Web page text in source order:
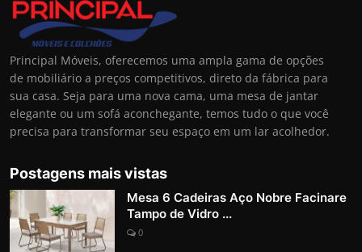
Principal Móveis, oferecemos uma ampla gama de opções
de mobiliário a preços competitivos, direto da fábrica para
sua casa. Seja para uma nova cama, uma mesa de jantar
elegante ou um sofá aconchegante, temos tudo o que você
precisa para transformar seu espaço em um lar acolhedor.
Postagens mais vistas
Mesa 6 Cadeiras Aço Nobre Facinare
Tampo de Vidro ...
0